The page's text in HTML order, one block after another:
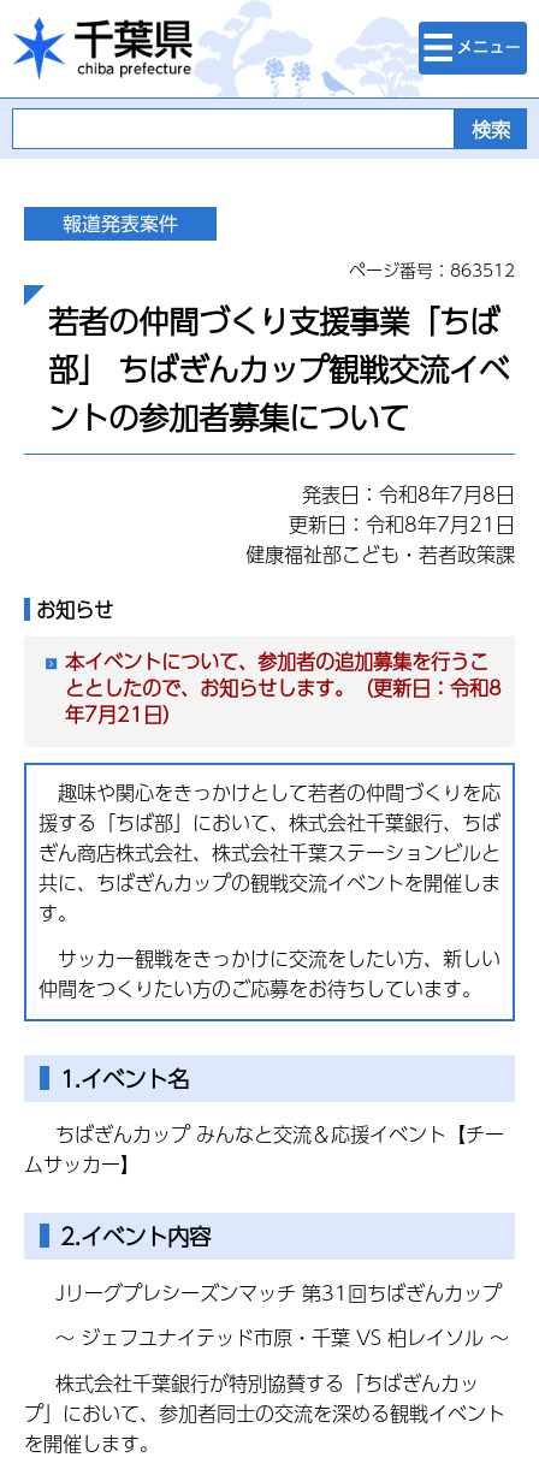
千葉県
検索・メニュ
ー
ページ番号：863512
若者の仲間づくり支援事業「ちば
部」 ちばぎんカップ観戦交流イベ
ントの参加者募集について
発表日：令和8年7月8日
更新日：令和8年7月21日
健康福祉部こども・若者政策課
お知らせ
本イベントについて、参加者の追加募集を行うこ
ととしたので、お知らせします。（更新日：令和8
年7月21日）
趣味や関心をきっかけとして若者の仲間づくりを応
援する「ちば部」において、株式会社千葉銀行、ちば
ぎん商店株式会社、株式会社千葉ステーションビルと
共に、ちばぎんカップの観戦交流イベントを開催しま
す。
サッカー観戦をきっかけに交流をしたい方、新しい
仲間をつくりたい方のご応募をお待ちしています。
1.イベント名
ちばぎんカップ みんなと交流＆応援イベント【チー
ムサッカー】
2.イベント内容
Jリーグプレシーズンマッチ 第31回ちばぎんカップ
～ ジェフユナイテッド市原・千葉 VS 柏レイソル ～
株式会社千葉銀行が特別協賛する「ちばぎんカッ
プ」において、参加者同士の交流を深める観戦イベント
を開催します。